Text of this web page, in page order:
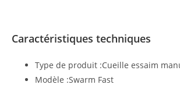
Caractéristiques techniques
Type de produit :Cueille essaim
Modèle :Swarm Fast